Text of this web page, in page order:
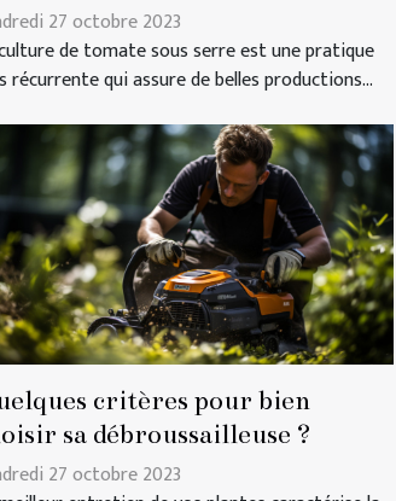
27 octobre 2023
de tomate sous serre est une pratique
récurrente qui assure de belles productions...
critères pour bien
sa débroussailleuse ?
27 octobre 2023